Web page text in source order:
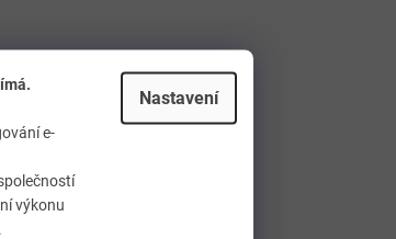
e-
výkonu
.
Nastavení